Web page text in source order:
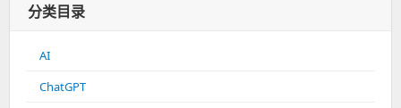
分类目录
AI
ChatGPT